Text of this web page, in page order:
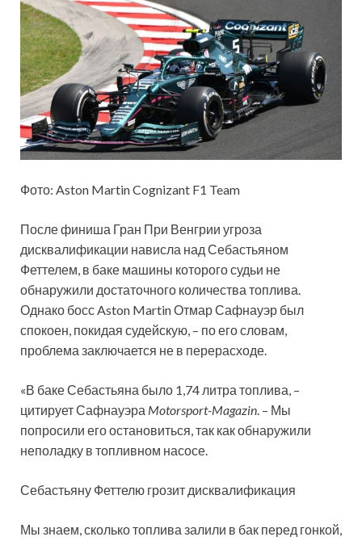
Фото: Aston Martin Cognizant F1 Team
После финиша Гран При Венгрии угроза
дисквалификации нависла над Себастьяном
Феттелем, в баке машины которого судьи не
обнаружили достаточного количества топлива.
Однако босс Aston Martin Отмар Сафнауэр был
спокоен, покидая судейскую, – по его словам,
проблема заключается не в перерасходе.
«В баке Себастьяна было 1,74 литра топлива, –
цитирует Сафнауэра Motorsport-Magazin. – Мы
попросили его остановиться, так как обнаружили
неполадку в топливном насосе.
Себастьяну Феттелю грозит дисквалификация
Мы знаем, сколько топлива залили в бак перед гонкой,